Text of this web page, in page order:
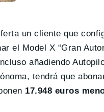
un cliente que
el Model X “Gran
añadiendo
tendrá que
17.948 euros